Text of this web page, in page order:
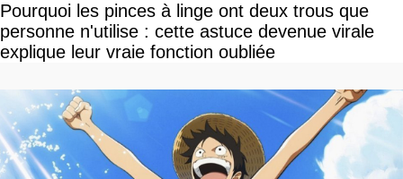
Pourquoi les pinces à linge ont deux trous que
personne n'utilise : cette astuce devenue virale
explique leur vraie fonction oubliée